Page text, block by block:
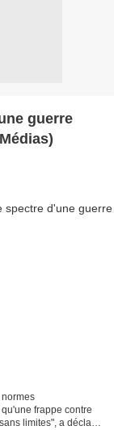
guerre
frappe contre
limites", a déclaré